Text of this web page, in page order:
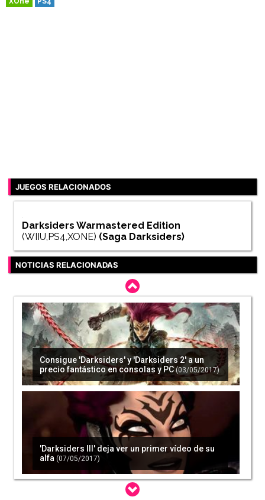
JUEGOS RELACIONADOS
Darksiders Warmastered Edition
(WIIU,PS4,XONE) (Saga Darksiders)
NOTICIAS RELACIONADAS
Consigue 'Darksiders' y 'Darksiders 2' a un
precio fantástico en consolas y PC (03/05/2017)
'Darksiders III' deja ver un primer vídeo de su
alfa (07/05/2017)